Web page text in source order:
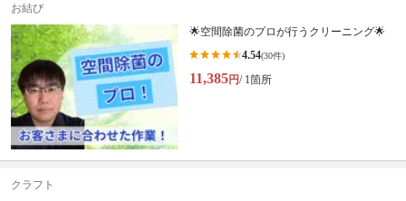
お結び
🌟空間除菌のプロが行うクリーニング🌟
4.54(30件)
11,385円/ 1箇所
クラフト